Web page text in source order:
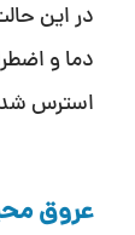
در این
دما و
استرس
عروق